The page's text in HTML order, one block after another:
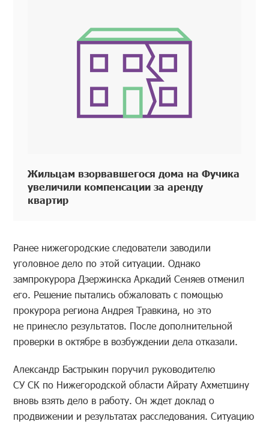
Жильцам взорвавшегося дома на Фучика
увеличили компенсации за аренду
квартир
Ранее нижегородские следователи заводили
уголовное дело по этой ситуации. Однако
зампрокурора Дзержинска Аркадий Сеняев отменил
его. Решение пытались обжаловать с помощью
прокурора региона Андрея Травкина, но это
не принесло результатов. После дополнительной
проверки в октябре в возбуждении дела отказали.
Александр Бастрыкин поручил руководителю
СУ СК по Нижегородской области Айрату Ахметшину
вновь взять дело в работу. Он ждет доклад о
продвижении и результатах расследования. Ситуацию